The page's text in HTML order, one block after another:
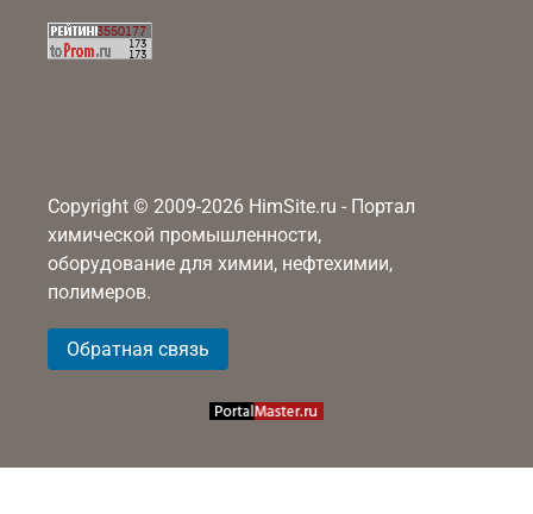
Copyright © 2009-2026 HimSite.ru - Портал
химической промышленности,
оборудование для химии, нефтехимии,
полимеров.
Обратная связь